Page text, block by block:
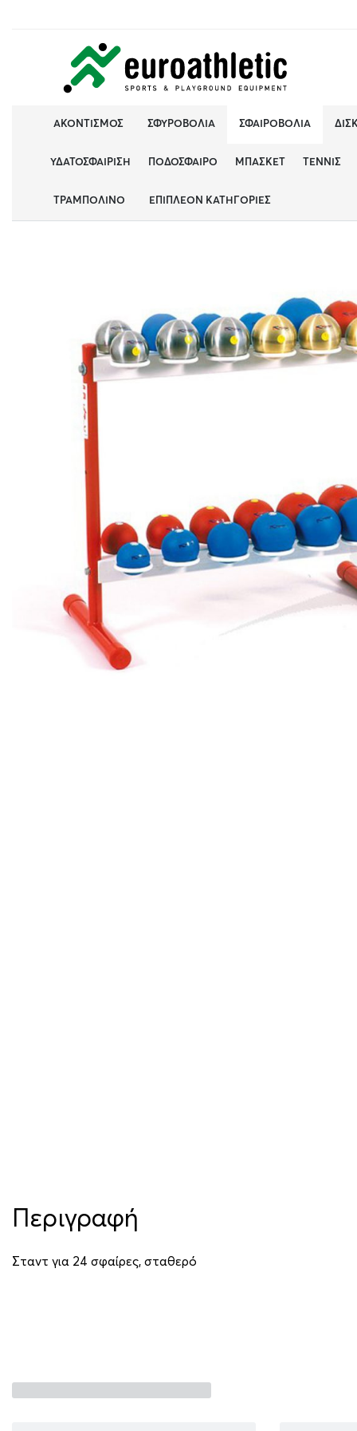
ΑΚΟΝΤΙΣΜΌΣ ΣΦΥΡΟΒΟΛΊΑ ΣΦΑΙΡΟΒΟΛΊΑ
ΥΔΑΤΟΣΦΑΊΡΙΣΗ ΠΟΔΌΣΦΑΙΡΟ ΜΠΆΣΚΕΤ ΤΈΝΝΙΣ
ΤΡΑΜΠΟΛΊΝΟ ΕΠΙΠΛΈΟΝ ΚΑΤΗΓΟΡΊΕΣ
Περιγραφή
Σταντ για 24 σφαίρες, σταθερό